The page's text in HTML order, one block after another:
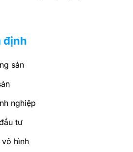
định
sản
nghiệp
tư
vô hình